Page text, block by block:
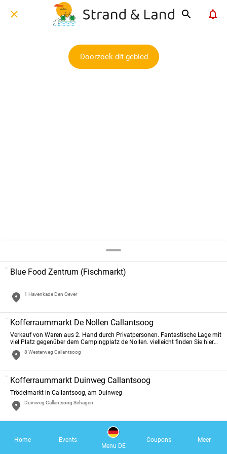
Blue Food Zentrum (Fischmarkt)
1 Havenkade Den Oever
Kofferraummarkt De Nollen Callantsoog
Verkauf von Waren aus 2. Hand durch Privatpersonen. Fantastische Lage mit
viel Platz gegenüber dem Campingplatz de Nollen. vielleicht finden Sie hier
einen echten Rembrandt?
8 Westerweg Callantsoog
Kofferraummarkt Duinweg Callantsoog
Trödelmarkt in Callantsoog, am Duinweg
Duinweg Callantsoog Schagen
Der Abendmarkt in Petten! Jeden Freitag in der Hauptsaison. Mit Musik und
jeden Freitag ein anderes Thema! Im gemütlichen Zentrum von Petten.
Doorzoek dit gebied
Home
Events
Menu DE
Coupons Meer